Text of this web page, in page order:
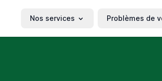
Nos services Problèmes de